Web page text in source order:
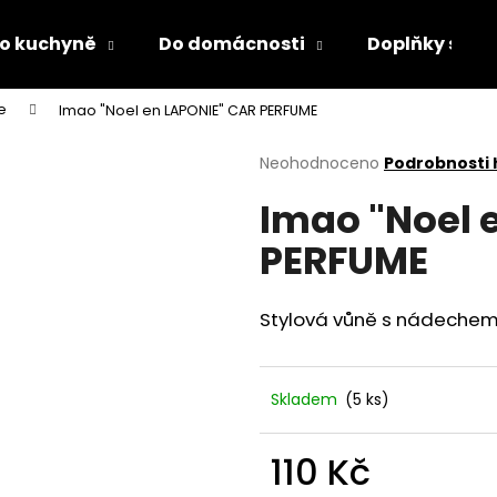
kuchyně Do domácnosti Doplňky s
Imao "Noel en LAPONIE" CAR PERFUME
Průměrné
produktu
0,0
hvězdiček.
Neohodnoceno Podrobnosti
Imao "Noel
PERFUME
Stylová vůně s
Skladem (5 ks)
110 Kč
Co potřebujete najít?
HLEDAT
LÁHEV NA PITÍ